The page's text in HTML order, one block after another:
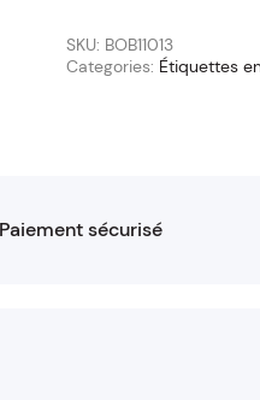
90
mm
SKU: BOB11013
Categories: Étiquettes
Paiement sécurisé